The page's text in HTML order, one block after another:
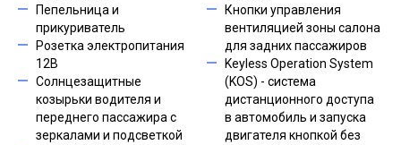
Пепельница и
прикуриватель
Розетка электропитания
12B
Солнцезащитные
козырьки водителя и
переднего пассажира с
зеркалами и подсветкой
Кнопки управления
вентиляцией зоны салона
для задних пассажиров
Keyless Operation System
(KOS) - cистема
дистанционного доступа
в автомобиль и запуска
двигателя кнопкой без